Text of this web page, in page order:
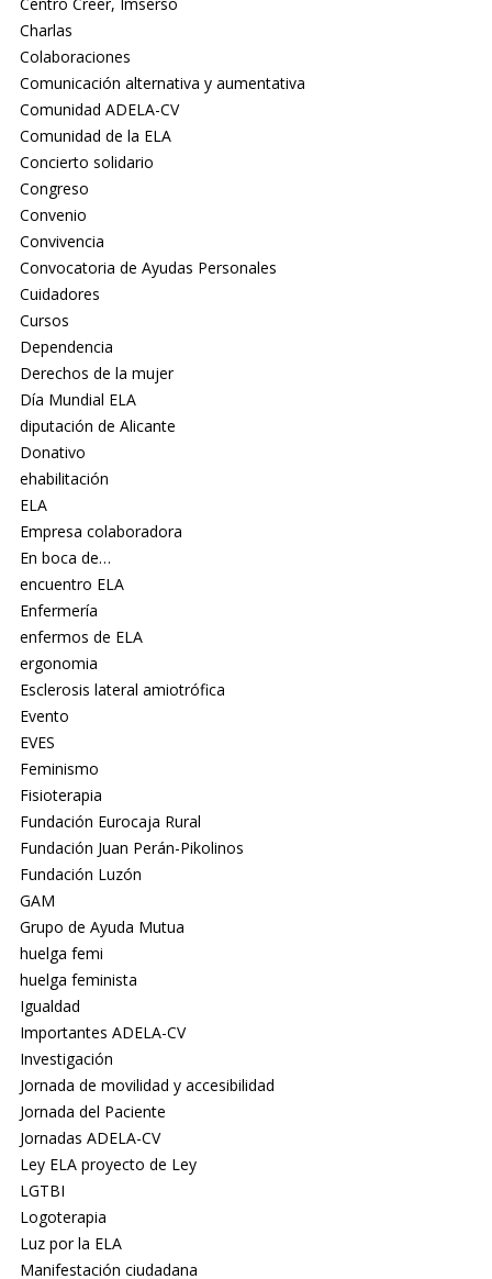
Centro Creer, Imserso
Charlas
Colaboraciones
Comunicación alternativa y aumentativa
Comunidad ADELA-CV
Comunidad de la ELA
Concierto solidario
Congreso
Convenio
Convivencia
Convocatoria de Ayudas Personales
Cuidadores
Cursos
Dependencia
Derechos de la mujer
Día Mundial ELA
diputación de Alicante
Donativo
ehabilitación
ELA
Empresa colaboradora
En boca de…
encuentro ELA
Enfermería
enfermos de ELA
ergonomia
Esclerosis lateral amiotrófica
Evento
EVES
Feminismo
Fisioterapia
Fundación Eurocaja Rural
Fundación Juan Perán-Pikolinos
Fundación Luzón
GAM
Grupo de Ayuda Mutua
huelga femi
huelga feminista
Igualdad
Importantes ADELA-CV
Investigación
Jornada de movilidad y accesibilidad
Jornada del Paciente
Jornadas ADELA-CV
Ley ELA proyecto de Ley
LGTBI
Logoterapia
Luz por la ELA
Manifestación ciudadana